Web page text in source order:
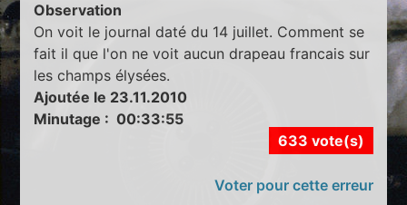
Observation
On voit le journal daté du 14 juillet. Comment se
fait il que l'on ne voit aucun drapeau francais sur
les champs élysées.
Ajoutée le 23.11.2010
Minutage : 00:33:55
633 vote(s)
Voter pour cette erreur